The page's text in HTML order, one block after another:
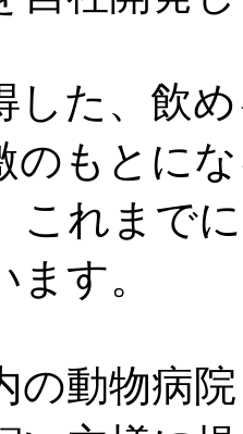
した、飲
のもとに
これまで
す。
の動物病